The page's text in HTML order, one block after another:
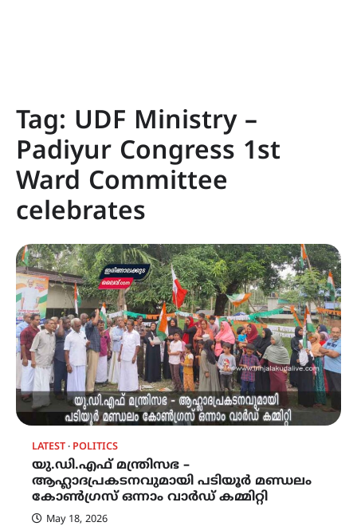
Tag: UDF Ministry –
Padiyur Congress 1st
Ward Committee
celebrates
LATEST POLITICS
യു.ഡി.എഫ് മന്ത്രിസഭ –
ആഹ്ലാദപ്രകടനവുമായി പടിയൂർ മണ്ഡലം
കോൺഗ്രസ് ഒന്നാം വാർഡ് കമ്മിറ്റി
May 18, 2026